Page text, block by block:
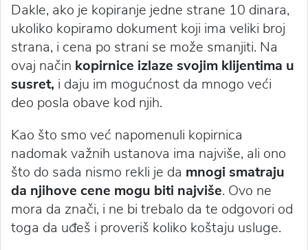
Dakle, ako je kopiranje jedne strane 10 dinara,
ukoliko kopiramo dokument koji ima veliki broj
strana, i cena po strani se može smanjiti. Na
ovaj način kopirnice izlaze svojim klijentima u
susret, i daju im mogućnost da mnogo veći
deo posla obave kod njih.
Kao što smo već napomenuli kopirnica
nadomak važnih ustanova ima najviše, ali ono
što do sada nismo rekli je da mnogi smatraju
da njihove cene mogu biti najviše. Ovo ne
mora da znači, i ne bi trebalo da te odgovori od
toga da uđeš i proveriš koliko koštaju usluge.